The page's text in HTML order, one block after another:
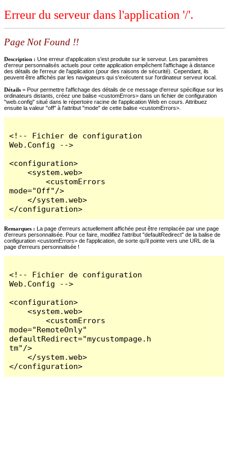
Erreur du serveur dans l'application '/'.
Page Not Found !!
Description : Une erreur d'application s'est produite sur le serveur. Les paramètres
d'erreur personnalisés actuels pour cette application empêchent l'affichage à distance
des détails de l'erreur de l'application (pour des raisons de sécurité). Cependant, ils
peuvent être affichés par les navigateurs qui s'exécutent sur l'ordinateur serveur local.
Détails = Pour permettre l'affichage des détails de ce message d'erreur spécifique sur les
ordinateurs distants, créez une balise <customErrors> dans un fichier de configuration
"web.config" situé dans le répertoire racine de l'application Web en cours. Attribuez
ensuite la valeur "off" à l'attribut "mode" de cette balise <customErrors>.
<!-- Fichier de configuration
Web.Config -->
<configuration>
    <system.web>
        <customErrors
mode="Off"/>
    </system.web>
</configuration>
Remarques : La page d'erreurs actuellement affichée peut être remplacée par une page
d'erreurs personnalisée. Pour ce faire, modifiez l'attribut "defaultRedirect" de la balise de
configuration <customErrors> de l'application, de sorte qu'il pointe vers une URL de la
page d'erreurs personnalisée !
<!-- Fichier de configuration
Web.Config -->
<configuration>
    <system.web>
        <customErrors
mode="RemoteOnly"
defaultRedirect="mycustompage.h
tm"/>
    </system.web>
</configuration>